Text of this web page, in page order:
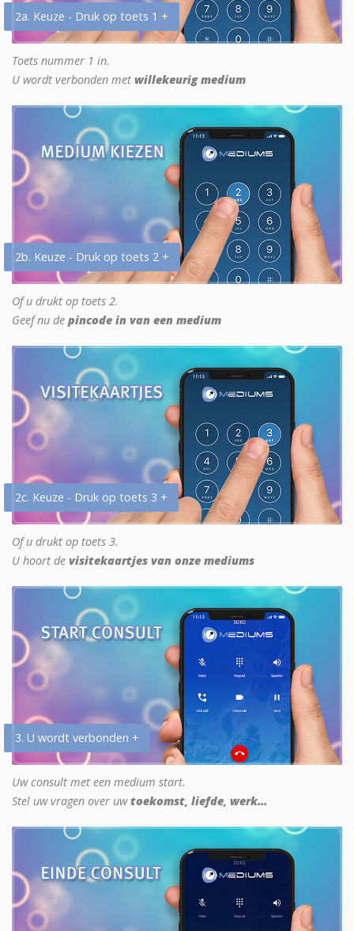
2a. Keuze - Druk op toets 1 +
Toets nummer 1 in.
U wordt verbonden met willekeurig medium
2b. Keuze - Druk op toets 2 +
Of u drukt op toets 2.
Geef nu de pincode in van een medium
2c. Keuze - Druk op toets 3 +
Of u drukt op toets 3.
U hoort de visitekaartjes van onze mediums
3. U wordt verbonden +
Uw consult met een medium start.
Stel uw vragen over uwtoekomst, liefde, werk...